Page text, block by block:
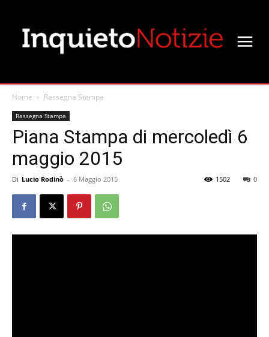
Home Rassegna Stampa
Rassegna Stampa
Piana Stampa di mercoledì 6
maggio 2015
Di Lucio Rodinò - 6 Maggio 2015 0
1502